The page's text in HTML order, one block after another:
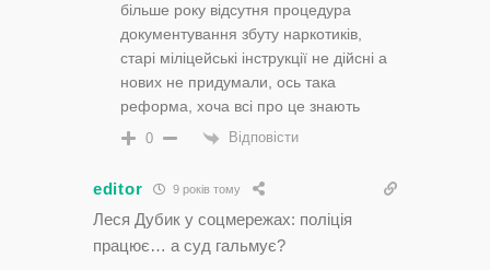
більше року відсутня процедура
документування збуту наркотиків,
старі міліцейські інструкції не дійсні а
нових не придумали, ось така
реформа, хоча всі про це знають
0 Відповісти
editor 9 років тому
Леся Дубик у соцмережах: поліція
працює… а суд гальмує?